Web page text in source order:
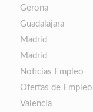
Gerona
Guadalajara
Madrid
Madrid
Noticias Empleo
Ofertas de Empleo
Valencia